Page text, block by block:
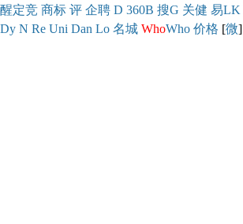
醒定竞 商标 评 企聘 D 360B 搜G 关健 易LK
Dy N Re Uni Dan Lo 名城 WhoWho 价格 [微]